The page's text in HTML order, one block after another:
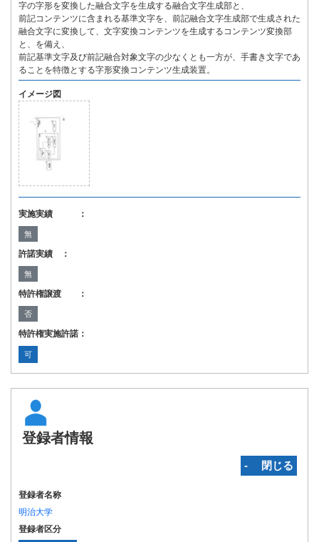
字の字形を変換した融合文字を生成する融合文字生成部と、
前記コンテンツに含まれる基準文字を、前記融合文字生成部で生成された
融合文字に変換して、文字変換コンテンツを生成するコンテンツ変換部
と、を備え、
前記基準文字及び前記融合対象文字の少なくとも一方が、手書き文字であ
ることを特徴とする字形変換コンテンツ生成装置。
イメージ図
実施実績 ：
無
許諾実績 ：
無
特許権譲渡 ：
否
特許権実施許諾：
可
登録者情報
‐ 閉じる
登録者名称
明治大学
登録者区分